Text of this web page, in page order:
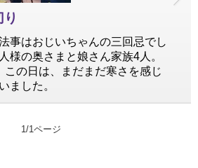
事はおじいちゃんの三回忌でし
の奥さまと娘さん家族4人。
の日は、まだまだ寒さを感じ
ました。
1/1ページ